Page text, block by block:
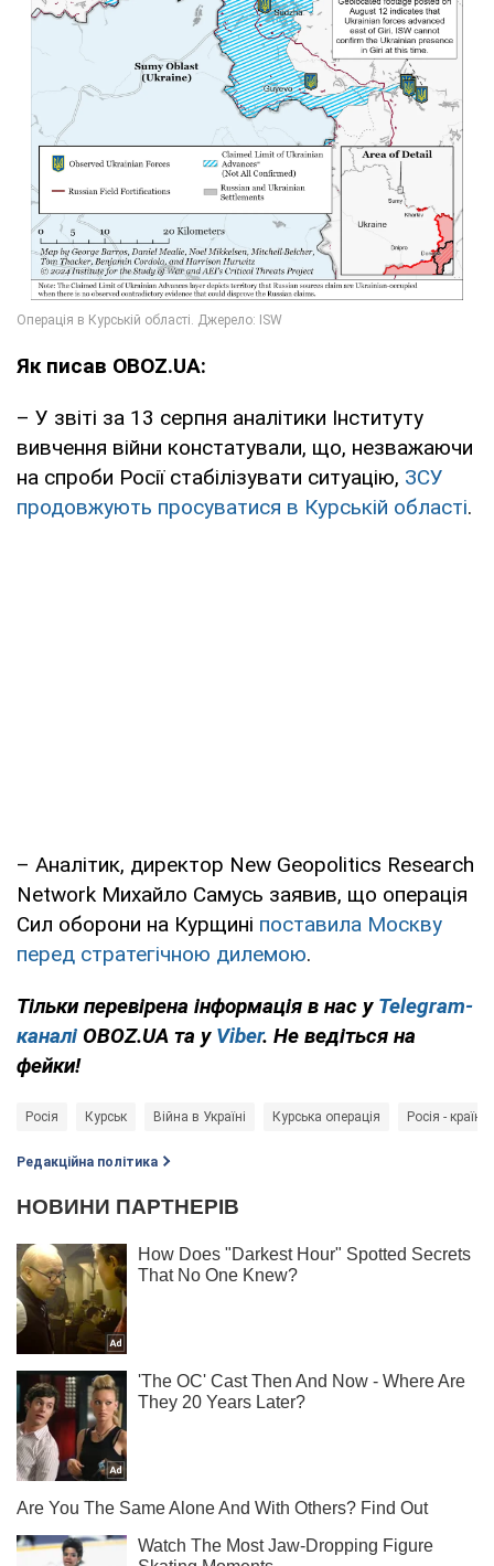
Як писав OBOZ.UA:
– У звіті за 13 серпня аналітики Інституту
вивчення війни констатували, що, незважаючи
на спроби Росії стабілізувати ситуацію, ЗСУ
продовжують просуватися в Курській області.
– Аналітик, директор New Geopolitics Research
Network Михайло Самусь заявив, що операція
Сил оборони на Курщині поставила Москву
перед стратегічною дилемою.
Тільки перевірена інформація в нас у Telegram-
каналі OBOZ.UA та у Viber. Не ведіться на
фейки!
Росія Курськ Війна в Україні Курська операція Росія -
Редакційна політика